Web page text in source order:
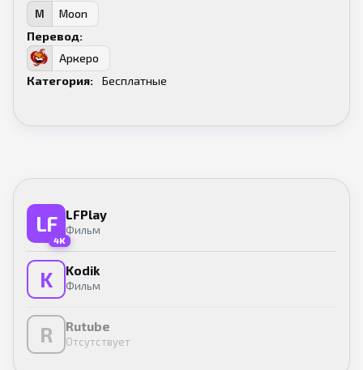
M
Moon
Перевод:
А
Аркеро
Категория:
Бесплатные
LF
4K
LFPlay
Фильм
K Kodik
Фильм
R Rutube
Отсутствует